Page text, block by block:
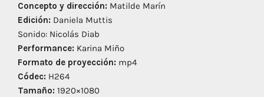
Concepto y dirección: Matilde Marín
Edición: Daniela Muttis
Sonido: Nicolás Diab
Performance: Karina Miño
Formato de proyección: mp4
Códec: H264
Tamaño: 1920×1080